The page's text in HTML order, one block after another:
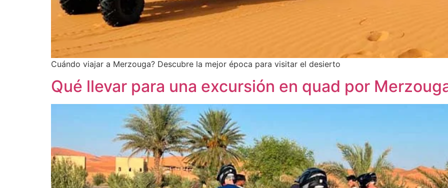
Cuándo viajar a Merzouga? Descubre la mejor época para visitar el desierto
Qué llevar para una excursión en quad por